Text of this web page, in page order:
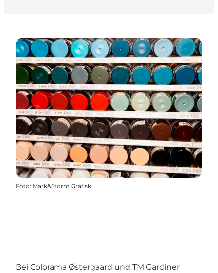
Foto: Mark&Storm Grafisk
Bei Colorama Østergaard und TM Gardiner